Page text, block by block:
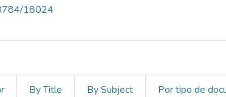
18024
By Title By Subject Por tipo de